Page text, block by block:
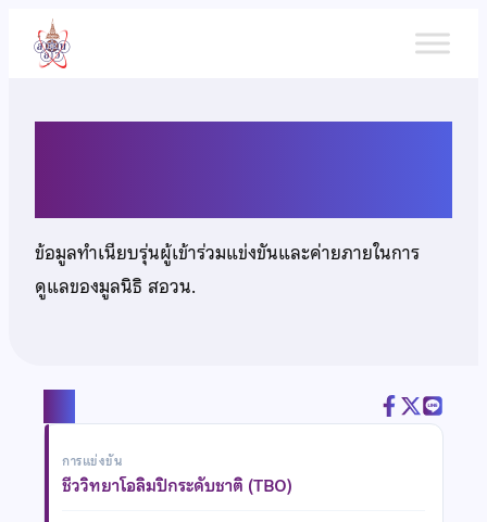
เนื้อหา
ข้อมูลทำเนียบรุ่นผู้เข้าร่วมแข่งขันและค่ายภายในการ
ดูแลของมูลนิธิ สอวน.
การแข่งขัน
ชีววิทยาโอลิมปิกระดับชาติ (TBO)